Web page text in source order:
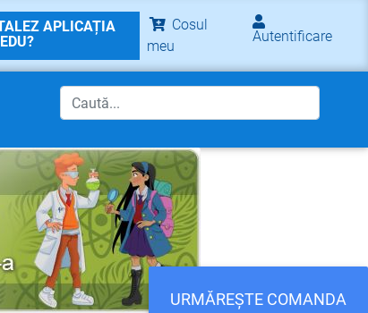
APLICAȚIA
EDU?
Cosul
meu
Autentificare
URMĂREȘTE COMANDA